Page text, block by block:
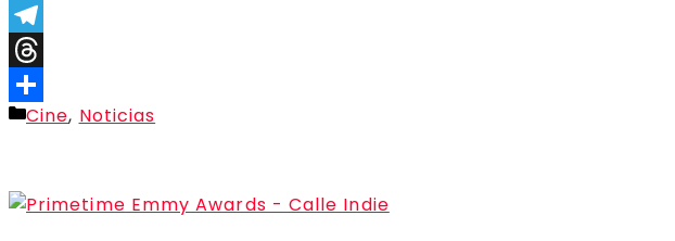
Link
Gmail
Telegram
Threads
Compartir
Categorías
Cine, Noticias